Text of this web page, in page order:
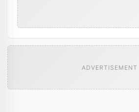
ADVERTISEMENT